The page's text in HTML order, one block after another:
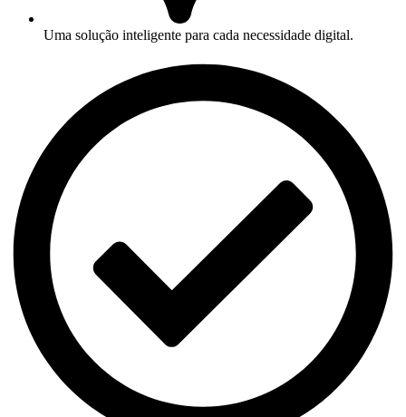
Uma solução inteligente para cada necessidade digital.